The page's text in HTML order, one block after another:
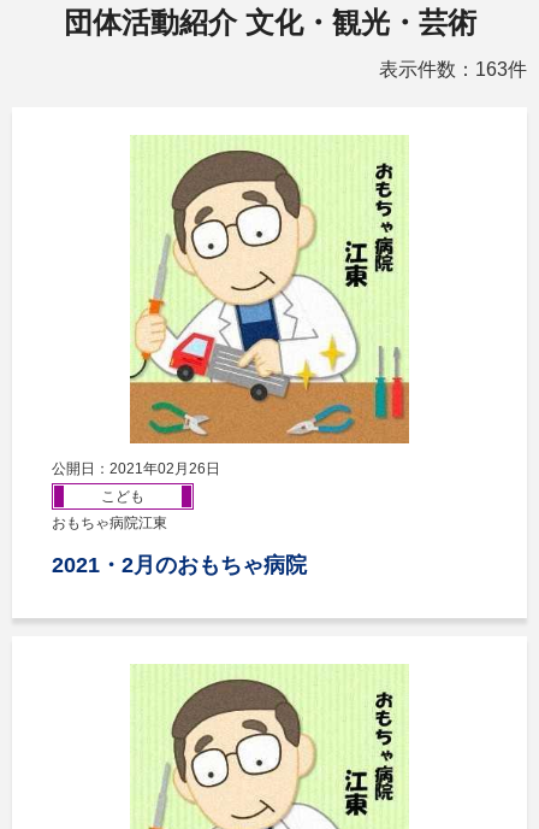
団体活動紹介 文化・観光・芸術
表示件数：163件
公開日：2021年02月26日
こども
おもちゃ病院江東
2021・2月のおもちゃ病院